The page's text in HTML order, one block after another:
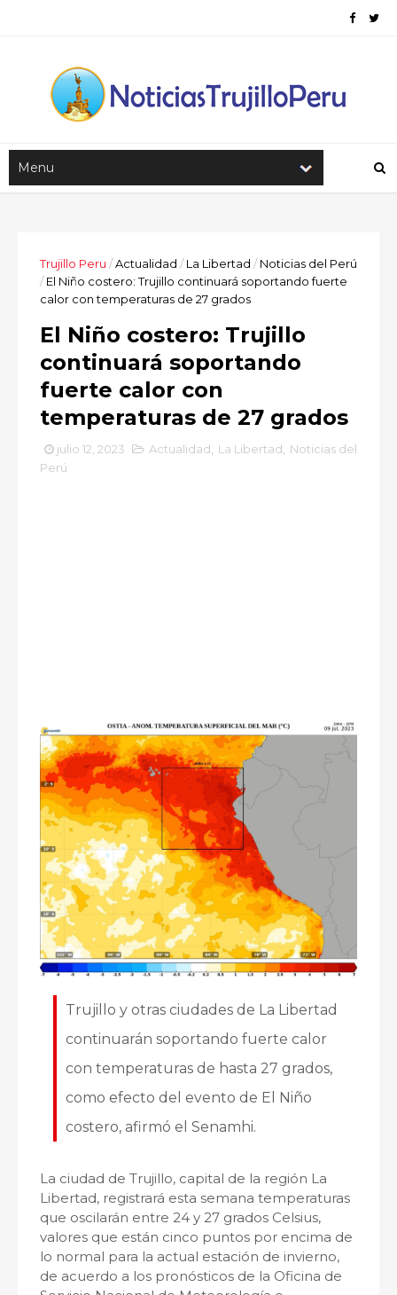
Trujillo Peru /Actualidad / La Libertad / Noticias del Perú
/ El Niño costero: Trujillo continuará soportando fuerte
calor con temperaturas de 27 grados
El Niño costero: Trujillo
continuará soportando
fuerte calor con
temperaturas de 27 grados
julio 12, 2023 Actualidad La Libertad
Noticias del
Perú
Trujillo y otras ciudades de La Libertad
continuarán soportando fuerte calor
con temperaturas de hasta 27 grados,
como efecto del evento de El Niño
costero, afirmó el Senamhi.
La ciudad de Trujillo, capital de la región La
Libertad, registrará esta semana temperaturas
que oscilarán entre 24 y 27 grados Celsius,
valores que están cinco puntos por encima de
lo normal para la actual estación de invierno,
de acuerdo a los pronósticos de la Oficina de